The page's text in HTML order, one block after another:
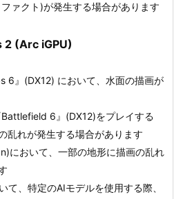
ァクト)が発生する場合があります
(Arc iGPU)
6』(DX12) において、水面の描画が
6』(DX12)をプレイする
乱れが発生する場合があります
において、一部の地形に描画の乱れ
て、特定のAIモデルを使用する際、